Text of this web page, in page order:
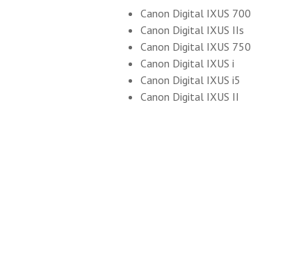
Canon Digital IXUS 700
Canon Digital IXUS IIs
Canon Digital IXUS 750
Canon Digital IXUS i
Canon Digital IXUS i5
Canon Digital IXUS II